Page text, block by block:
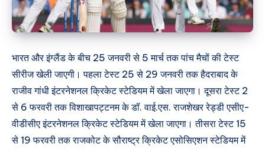
भारत और इंग्लैंड के बीच 25 जनवरी से 5 मार्च तक पांच मैचों की टेस्ट
सीरीज खेली जाएगी। पहला टेस्ट 25 से 29 जनवरी तक हैदराबाद के
राजीव गांधी इंटरनेशनल क्रिकेट स्टेडियम में खेला जाएगा। दूसरा टेस्ट 2
से 6 फरवरी तक विशाखापट्टनम के डॉ. वाई.एस. राजशेखर रेड्डी एसीए-
वीडीसीए इंटरनेशनल क्रिकेट स्टेडियम में खेला जाएगा। तीसरा टेस्ट 15
से 19 फरवरी तक राजकोट के सौराष्ट्र क्रिकेट एसोसिएशन स्टेडियम में